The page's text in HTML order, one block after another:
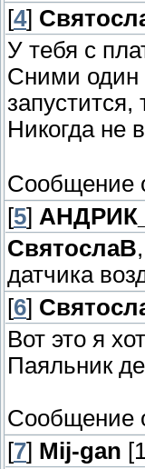
[4]
У тебя с
Сними один
Никогда не
Сообщение
[5]
СвятослаВ
датчика
[6]
Вот это я
Паяльник
Сообщение
[7] Mij-gan